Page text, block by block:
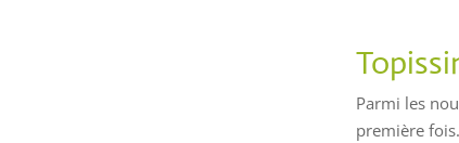
Parmi les
première